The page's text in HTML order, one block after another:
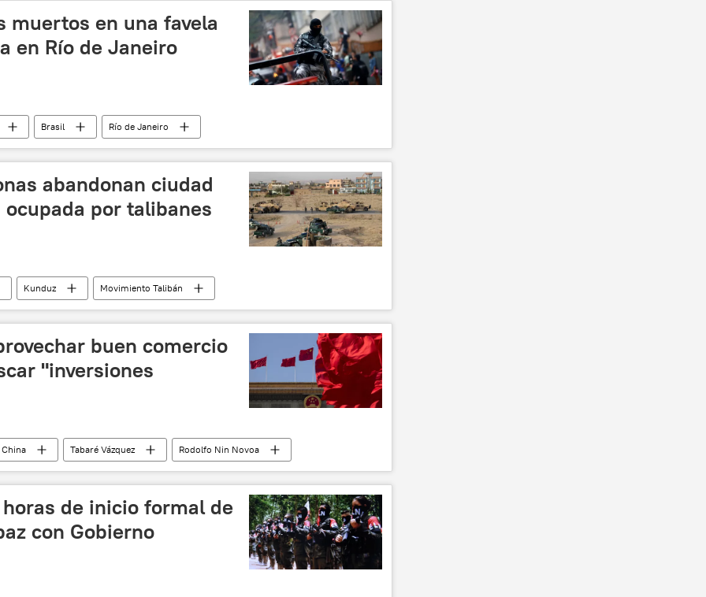
muertos en una favela
en Río de Janeiro
Brasil
Río de Janeiro
favelas narcotráfico
tiroteo
abandonan ciudad
por talibanes
Kunduz
Movimiento Talibán
🌏 Asia noticias
buen comercio
"inversiones
China Tabaré Vázquez
Rodolfo Nin Novoa
📈 Mercados y finanzas noticias
de inicio formal de
con Gobierno